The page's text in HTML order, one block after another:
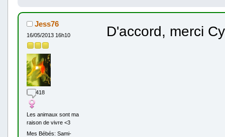
Jess76
16/05/2013 16h10
418
Les animaux sont ma
raison de vivre <3
Mes Bébés: Sami-
D'accord, merci